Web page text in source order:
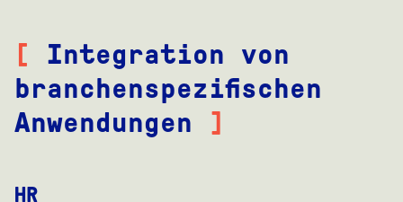
[ Integration von
branchenspezifischen
Anwendungen ]
HR